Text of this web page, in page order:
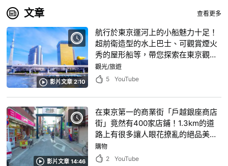
文章 查看更多
影片文章 2:10
航行於東京運河上的小船魅力十足！
超前衛造型的水上巴士、可觀賞煙火
秀的屋形船等，帶您探索在東京觀光
時絕對會讓人想體驗一番的「船舶旅
行」魅力
觀光/旅遊
5
YouTube
影片文章 14:46
在東京第一的商業街「戶越銀座商店
街」竟然有400家店鋪！1.3km的道
路上有很多讓人眼花撩亂的絕品美
食！
購物
2
YouTube